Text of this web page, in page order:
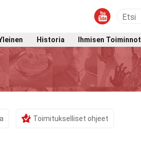
Historia Ihmisen Toiminnot
Toimitukselliset ohjeet